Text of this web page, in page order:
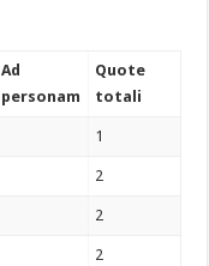
Ad
personam
Quote
totali
1
2
2
2